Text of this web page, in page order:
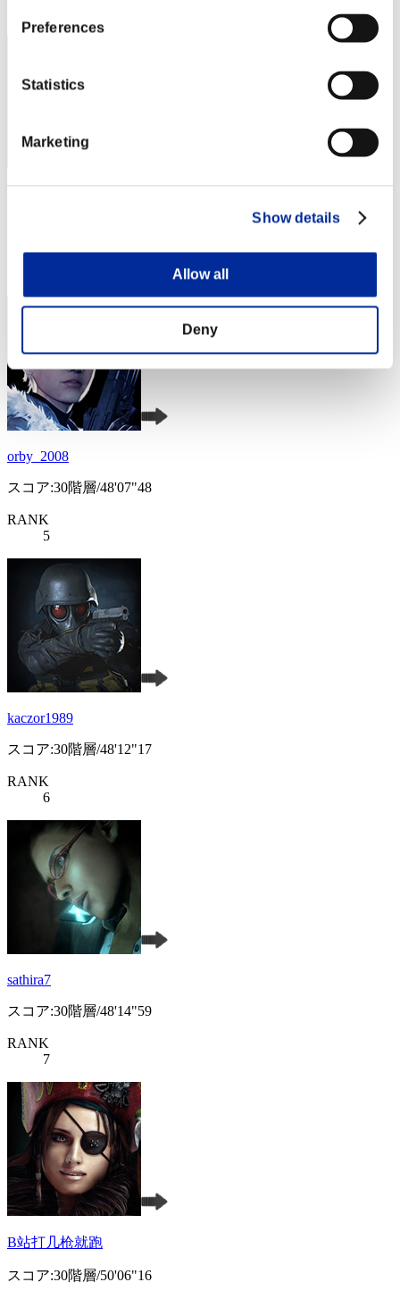
Preferences
Statistics
Marketing
Show details
Allow all
Deny
RANK
orby_2008
スコア:30階層/48'07"48
RANK
5
kaczor1989
スコア:30階層/48'12"17
RANK
6
sathira7
スコア:30階層/48'14"59
RANK
7
B站打几枪就跑
スコア:30階層/50'06"16